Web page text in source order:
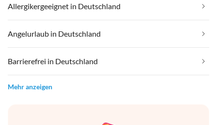
Allergikergeeignet in Deutschland
Angelurlaub in Deutschland
Barrierefrei in Deutschland
Mehr anzeigen